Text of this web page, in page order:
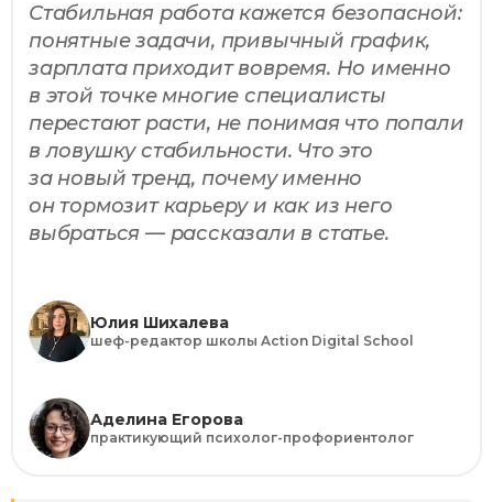
Стабильная работа кажется безопасной:
понятные задачи, привычный график,
зарплата приходит вовремя. Но именно
в этой точке многие специалисты
перестают расти, не понимая что попали
в ловушку стабильности. Что это
за новый тренд, почему именно
он тормозит карьеру и как из него
выбраться — рассказали в статье.
Юлия Шихалева
шеф-редактор школы Action Digital School
Аделина Егорова
практикующий психолог-профориентолог